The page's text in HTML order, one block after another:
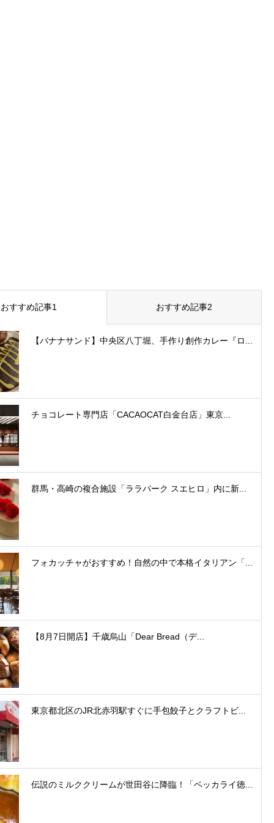
おすすめ記事1 おすすめ記事2
【バナナサンド】中央区八丁堀、手作り創作カレー『ロ...
チョコレート専門店「CACAOCAT白金台店」東京...
群馬・高崎の複合施設「ララパーク スエヒロ」内に新...
フォカッチャがおすすめ！自然の中で本格イタリアン「...
【8月7日開店】千歳烏山「Dear Bread（デ...
東京都北区のJR北赤羽駅すぐに手包餃子とクラフトビ...
伝説のミルククリームが世田谷に降臨！「ベッカライ徳...